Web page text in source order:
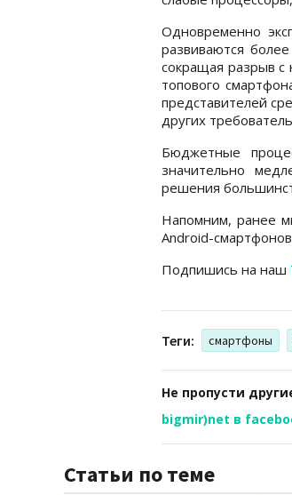
Одновременно
развиваются
сокращая разрыв с
топового
представителей
других
Бюджетные
значительно
решения
Напомним, ранее
Android-
Подпишись на наш
Теги: смартфоны
Не пропусти
bigmir)net в
Статьи по теме